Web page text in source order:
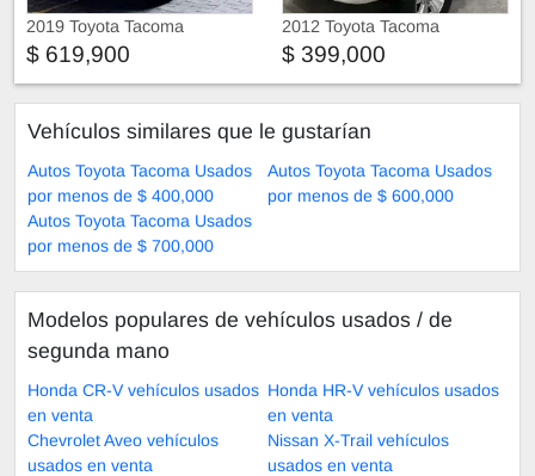
2019 Toyota Tacoma
$ 619,900
2012 Toyota Tacoma
$ 399,000
Vehículos similares que le gustarían
Autos Toyota Tacoma Usados
por menos de $ 400,000
Autos Toyota Tacoma Usados
por menos de $ 600,000
Autos Toyota Tacoma Usados
por menos de $ 700,000
Modelos populares de vehículos usados ​​/ de
segunda mano
Honda CR-V vehículos usados
en venta
Honda HR-V vehículos usados
en venta
Chevrolet Aveo vehículos
usados en venta
Nissan X-Trail vehículos
usados en venta